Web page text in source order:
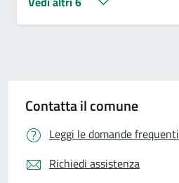
Contatta il comune
Leggi le domande frequenti
Richiedi assistenza